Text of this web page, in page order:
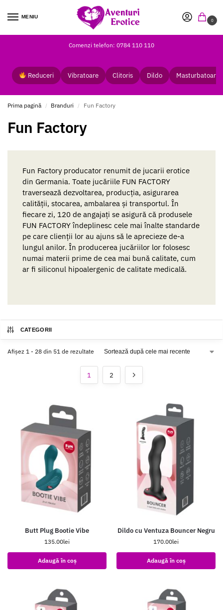
MENIU
0
Comenzi telefon: 0784 110 110
Reduceri Vibratoare Clitoris Dildo Masturbatoare
Prima pagină / Branduri / Fun Factory
Fun Factory
Fun Factory producator renumit de jucarii erotice
din Germania. Toate jucăriile FUN FACTORY
traversează dezvoltarea, producția, asigurarea
calității, stocarea, ambalarea și transportul. În
fiecare zi, 120 de angajați se asigură că produsele
FUN FACTORY îndeplinesc cele mai înalte standarde
pe care clienții lor au ajuns să le aprecieze de-a
lungul anilor. În producerea jucăriilor lor folosesc
numai materii prime de cea mai bună calitate, cum
ar fi siliconul hipoalergenic de calitate medicală.
CATEGORII
Afișez 1 - 28 din 51 de rezultate
1 2
Butt Plug Bootie Vibe
135.00lei
Adaugă în coș
Dildo cu Ventuza Bouncer Negru
170.00lei
Adaugă în coș